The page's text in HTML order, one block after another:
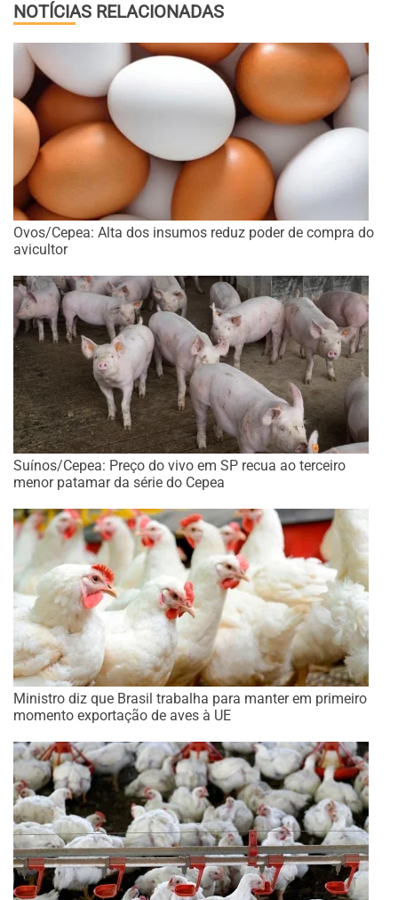
NOTÍCIAS RELACIONADAS
Ovos/Cepea: Alta dos insumos reduz poder de compra do
avicultor
Suínos/Cepea: Preço do vivo em SP recua ao terceiro
menor patamar da série do Cepea
Ministro diz que Brasil trabalha para manter em primeiro
momento exportação de aves à UE